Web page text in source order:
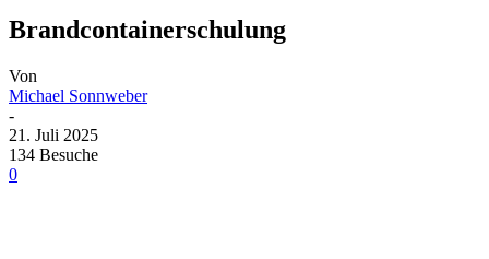
Brandcontainerschulung
Von
Michael Sonnweber
-
21. Juli 2025
134 Besuche
0